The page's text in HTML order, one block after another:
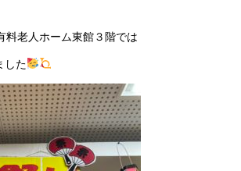
料老人ホーム東館３階では
した